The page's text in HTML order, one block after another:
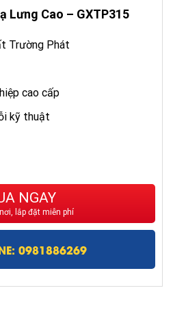
Lưng Cao – GXTP315
Trường Phát
cao cấp
kỹ thuật
₫.
NGAY
lắp đặt miễn phí
0981886269